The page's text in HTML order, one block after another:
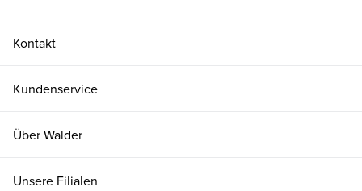
Kontakt
Kundenservice
Über Walder
Unsere Filialen